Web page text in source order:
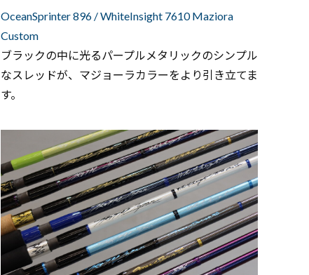
OceanSprinter 896 / WhiteInsight 7610 Maziora
Custom
ブラックの中に光るパープルメタリックのシンプル
なスレッドが、マジョーラカラーをより引き立てま
す。